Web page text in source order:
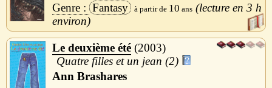
Fantasy
10 3 h
Le deuxième été 2003
Quatre filles et un jean (2)
Ann Brashares